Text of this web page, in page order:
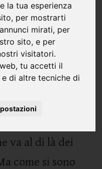
la tua esperienza
per mostrarti
mirati, per
sito, e per
visitatori.
tu accetti il
di altre tecniche di
working
inespresse,
automazione
Si
va al di là dei
come si sono